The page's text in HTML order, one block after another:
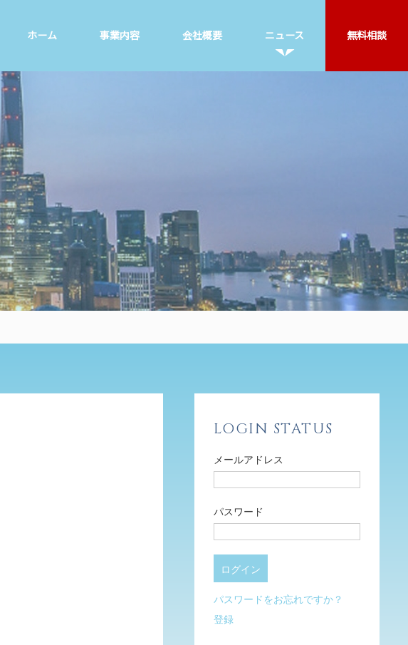
ホーム 事業内容 会社概要 ニュース 無料相談
LOGIN STATUS
メールアドレス
パスワード
パスワードをお忘れですか？
登録